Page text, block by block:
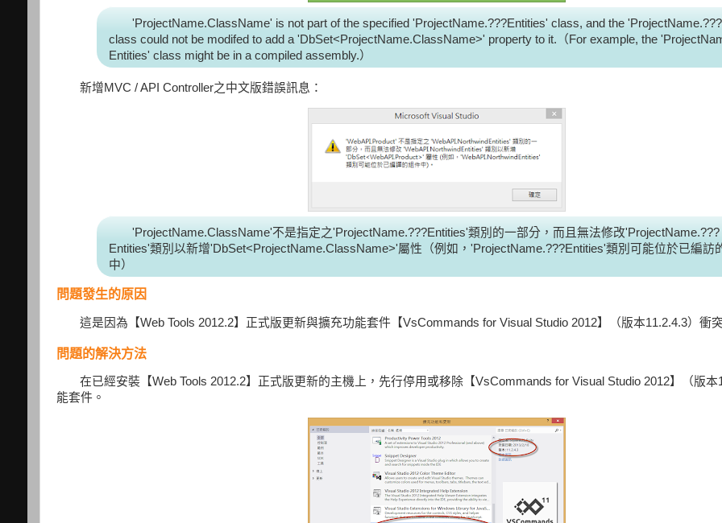
'ProjectName.ClassName' is not part of the specified 'ProjectName.???Entities' class, and the
class could not be modifed to add a 'DbSet<ProjectName.ClassName>' property to it.（For example, the
Entities' class might be in a compiled assembly.）
新增MVC / API Controller之中文版錯誤訊息：
'ProjectName.ClassName'不是指定之'ProjectName.???Entities'類別的一部分，而且無法修改'ProjectName.???
Entities'類別以新增'DbSet<ProjectName.ClassName>'屬性（例如，'ProjectName.???Entities'類別可能位於已編訪
中）
問題發生的原因
這是因為【Web Tools 2012.2】正式版更新與擴充功能套件【VsCommands for Visual Studio 2012】（版本11.2.4.3）衝
問題的解決方法
在已經安裝【Web Tools 2012.2】正式版更新的主機上，先行停用或移除【VsCommands for Visual Studio 2012】（版本
能套件。